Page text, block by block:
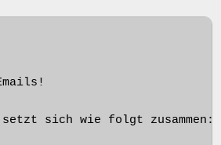
setzt sich wie folgt zusammen: